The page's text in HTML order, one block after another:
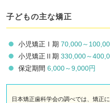
子どもの主な矯正
小児矯正Ⅰ期70,000～
小児矯正Ⅱ期330,000～
保定期間6,000～9,000円
日本矯正歯科学会の調べでは、矯正